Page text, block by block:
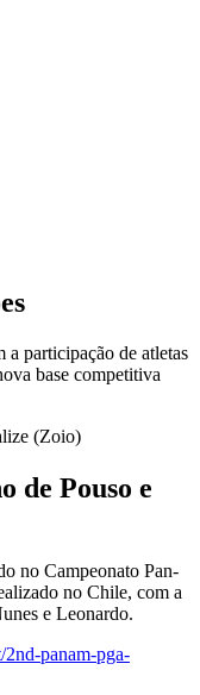
a participação de atletas
base competitiva
(Zoio)
de Pouso e
no Campeonato Pan-
no Chile, com a
e Leonardo.
panam-pga-